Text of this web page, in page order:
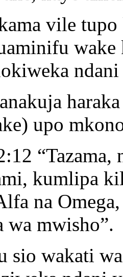
vile
ndani
upo
“Tazama,
kumlipa
na
wa mwisho”.
sio wakati